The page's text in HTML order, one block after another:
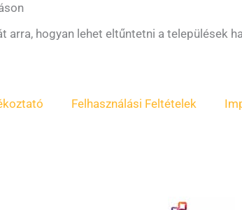
arra, hogyan lehet eltűntetni a települések
Felhasználási Feltételek